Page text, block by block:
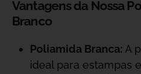
Vantagens da Nossa
Branco
Poliamida Branca: A
ideal para estampas